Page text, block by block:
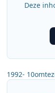
Deze
1992-